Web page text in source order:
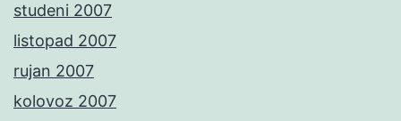
studeni 2007
listopad 2007
rujan 2007
kolovoz 2007